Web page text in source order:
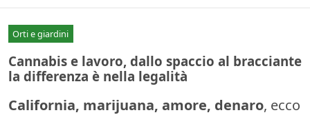
Orti e giardini
Cannabis e lavoro, dallo spaccio al bracciante
la differenza è nella legalità
California, marijuana, amore, denaro, ecco